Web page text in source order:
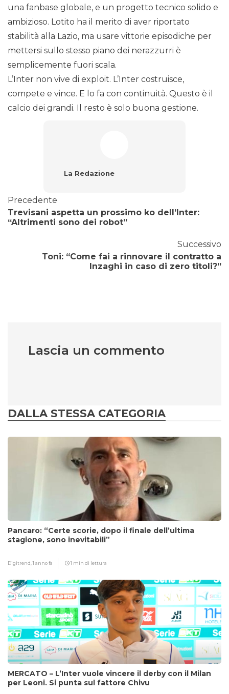
una fanbase globale, e un progetto tecnico solido e
ambizioso. Lotito ha il merito di aver riportato
stabilità alla Lazio, ma usare vittorie episodiche per
mettersi sullo stesso piano dei nerazzurri è
semplicemente fuori scala.
L’Inter non vive di exploit. L’Inter costruisce,
compete e vince. E lo fa con continuità. Questo è il
calcio dei grandi. Il resto è solo buona gestione.
La Redazione
Precedente
Trevisani aspetta un prossimo ko dell’Inter:
“Altrimenti sono dei robot”
Successivo
Toni: “Come fai a rinnovare il contratto a
Inzaghi in caso di zero titoli?”
Lascia un commento
DALLA STESSA CATEGORIA
Pancaro: “Certe scorie, dopo il finale dell’ultima
stagione, sono inevitabili”
Digitrend,1 anno fa 1 min di lettura
MERCATO – L’Inter vuole vincere il derby con il Milan
per Leoni. Si punta sul fattore Chivu